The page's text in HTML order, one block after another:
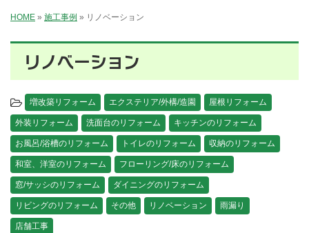
HOME » 施工事例 » リノベーション
リノベーション
増改築リフォーム エクステリア/外構/造園 屋根リフォーム
外装リフォーム 洗面台のリフォーム キッチンのリフォーム
お風呂/浴槽のリフォーム トイレのリフォーム 収納のリフォーム
和室、洋室のリフォーム フローリング/床のリフォーム
窓/サッシのリフォーム ダイニングのリフォーム
リビングのリフォーム その他 リノベーション 雨漏り
店舗工事